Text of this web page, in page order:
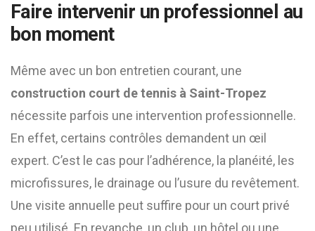
Faire intervenir un professionnel au
bon moment
Même avec un bon entretien courant, une
construction court de tennis à Saint-Tropez
nécessite parfois une intervention professionnelle.
En effet, certains contrôles demandent un œil
expert. C’est le cas pour l’adhérence, la planéité, les
microfissures, le drainage ou l’usure du revêtement.
Une visite annuelle peut suffire pour un court privé
peu utilisé. En revanche, un club, un hôtel ou une